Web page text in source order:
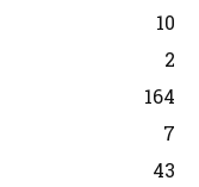
10
2
164
7
43